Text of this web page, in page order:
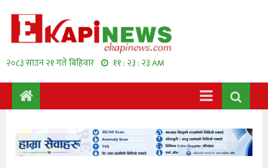
२०८३ साउन २१ गते बिहिवार ११ : २३ : २४ AM